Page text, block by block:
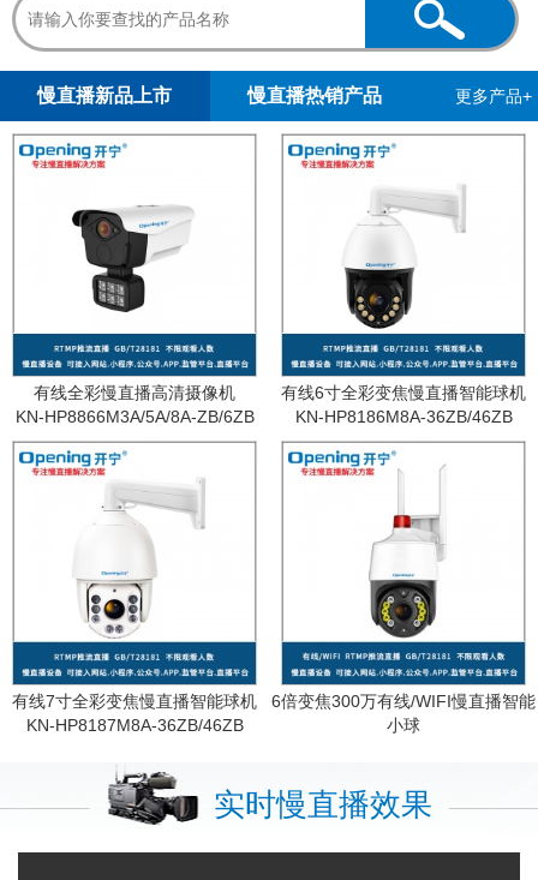
慢直播新品上市 慢直播热销产品 更多产品+
有线全彩慢直播高清摄像机
KN-HP8866M3A/5A/8A-ZB/6ZB
有线6寸全彩变焦慢直播智能球机
KN-HP8186M8A-36ZB/46ZB
有线7寸全彩变焦慢直播智能球机
KN-HP8187M8A-36ZB/46ZB
6倍变焦300万有线/WIFI慢直播智能
小球
实时慢直播效果